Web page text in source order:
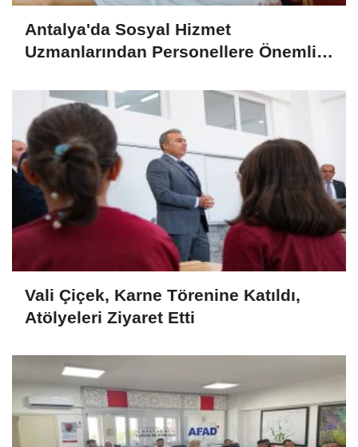
Antalya'da Sosyal Hizmet
Uzmanlarından Personellere Önemli
Vali Çiçek, Karne Törenine Katıldı,
Atölyeleri Ziyaret Etti